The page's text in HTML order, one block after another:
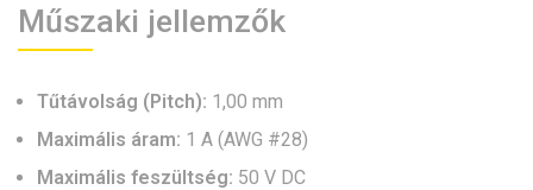
Műszaki jellemzők
Tűtávolság (Pitch): 1,00 mm
Maximális áram: 1 A (AWG #28)
Maximális feszültség: 50 V DC